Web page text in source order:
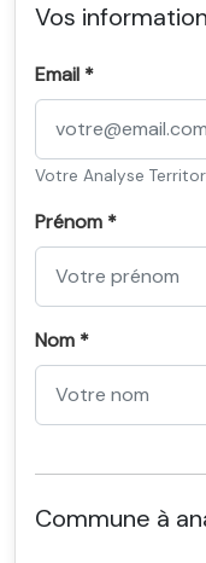
Vos
Email *
Votre Analyse
Prénom *
Nom *
Commune à